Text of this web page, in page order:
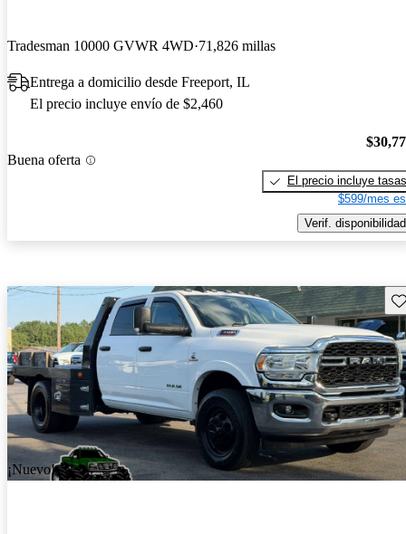
Tradesman 10000 GVWR 4WD 71,826 millas
Entrega a domicilio desde Freeport, IL
El precio incluye envío de $2,460
Buena oferta
El precio incluye tasas
$599/mes
Verif. disponibilidad
¡Nuevo!